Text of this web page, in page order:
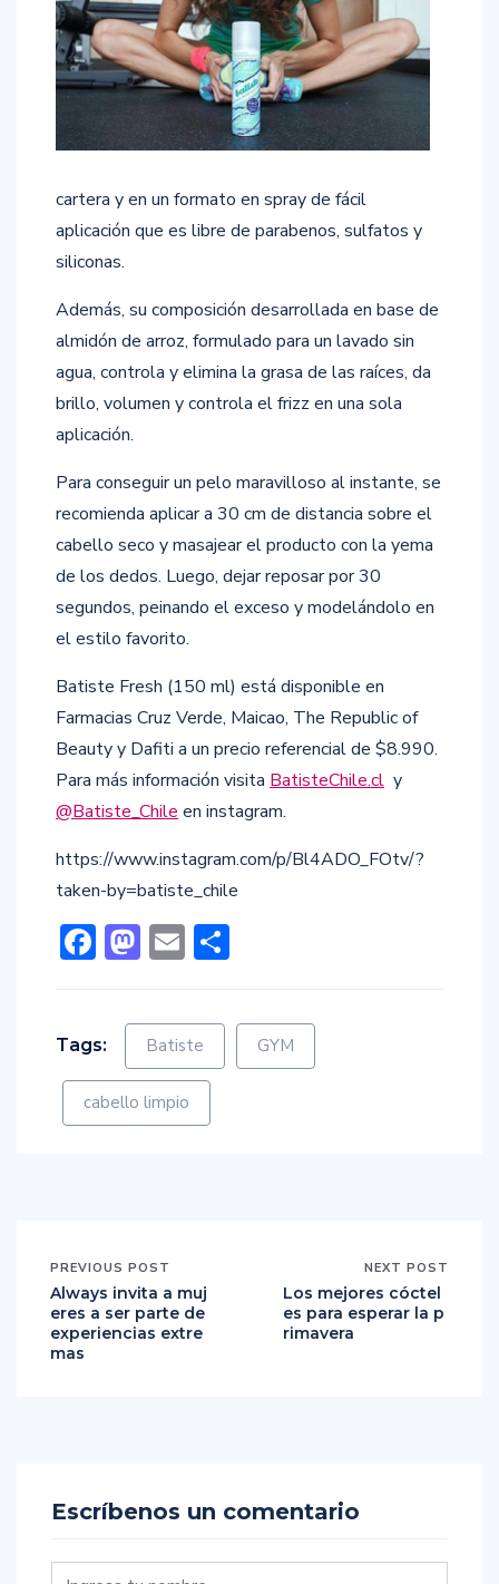
cartera y en un formato en spray de fácil
aplicación que es libre de parabenos, sulfatos y
siliconas.
Además, su composición desarrollada en base de
almidón de arroz, formulado para un lavado sin
agua, controla y elimina la grasa de las raíces, da
brillo, volumen y controla el frizz en una sola
aplicación.
Para conseguir un pelo maravilloso al instante, se
recomienda aplicar a 30 cm de distancia sobre el
cabello seco y masajear el producto con la yema
de los dedos. Luego, dejar reposar por 30
segundos, peinando el exceso y modelándolo en
el estilo favorito.
Batiste Fresh (150 ml) está disponible en
Farmacias Cruz Verde, Maicao, The Republic of
Beauty y Dafiti a un precio referencial de $8.990.
Para más información visita BatisteChile.cl y
@Batiste_Chile en instagram.
https://www.instagram.com/p/Bl4ADO_FOtv/?
taken-by=batiste_chile
Facebook
Mastodon
Email
Tags: Batiste GYM
cabello limpio
PREVIOUS POST
Always invita a muj
eres a ser parte de
experiencias extre
mas
NEXT POST
Los mejores cóctel
es para esperar la p
rimavera
Escríbenos un comentario